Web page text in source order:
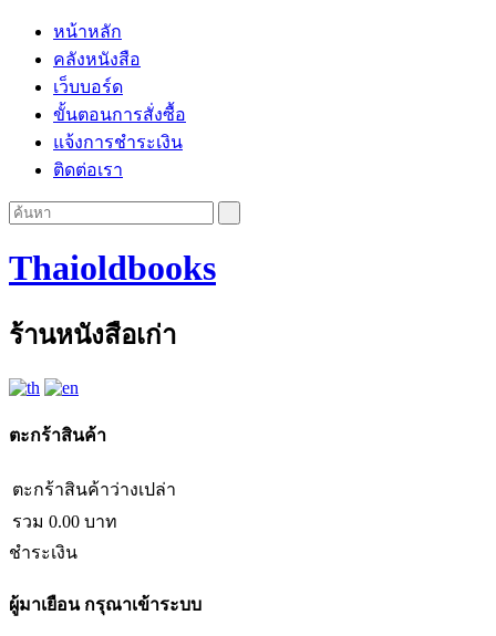
หน้าหลัก
คลังหนังสือ
เว็บบอร์ด
ขั้นตอนการสั่งซื้อ
แจ้งการชำระเงิน
ติดต่อเรา
Thaioldbooks
ร้านหนังสือเก่า
ตะกร้าสินค้า
ตะกร้าสินค้าว่างเปล่า
รวม 0.00 บาท
ชำระเงิน
ผู้มาเยือนกรุณาเข้าระบบ